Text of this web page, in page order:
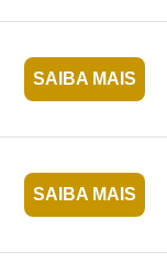
SAIBA MAIS
SAIBA MAIS